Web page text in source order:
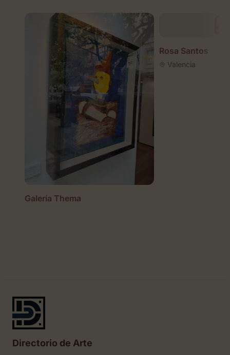
Galería Thema
Rosa Santos
Valencia
Directorio de Arte